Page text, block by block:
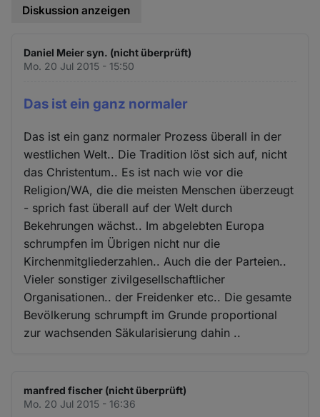
Diskussion anzeigen
Daniel Meier syn. (nicht überprüft)
Mo. 20 Jul 2015 - 15:50
Das ist ein ganz normaler
Das ist ein ganz normaler Prozess überall in der
westlichen Welt.. Die Tradition löst sich auf, nicht
das Christentum.. Es ist nach wie vor die
Religion/WA, die die meisten Menschen überzeugt
- sprich fast überall auf der Welt durch
Bekehrungen wächst.. Im abgelebten Europa
schrumpfen im Übrigen nicht nur die
Kirchenmitgliederzahlen.. Auch die der Parteien..
Vieler sonstiger zivilgesellschaftlicher
Organisationen.. der Freidenker etc.. Die gesamte
Bevölkerung schrumpft im Grunde proportional
zur wachsenden Säkularisierung dahin ..
manfred fischer (nicht überprüft)
Mo. 20 Jul 2015 - 16:36